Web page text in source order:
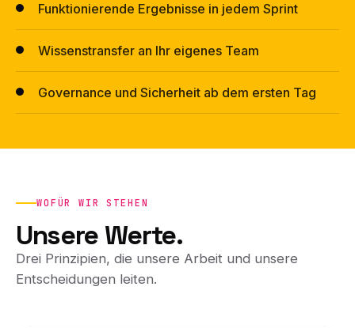
Funktionierende Ergebnisse in jedem Sprint
Wissenstransfer an Ihr eigenes Team
Governance und Sicherheit ab dem ersten Tag
WOFÜR WIR STEHEN
Unsere Werte.
Drei Prinzipien, die unsere Arbeit und unsere
Entscheidungen leiten.